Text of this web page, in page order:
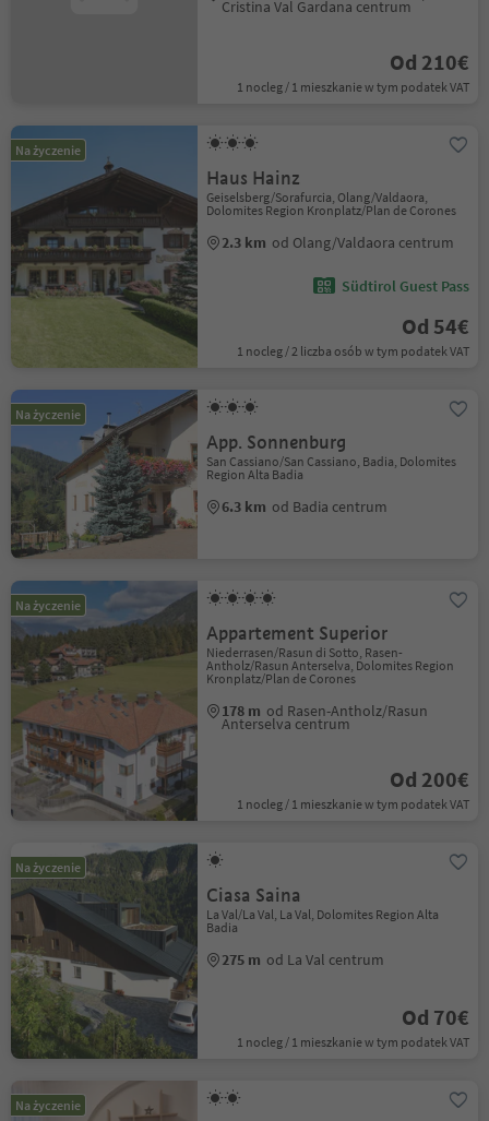
Cristina Val Gardana centrum
Od 210€
1 nocleg / 1 mieszkanie w tym podatek VAT
Na życzenie
Haus Hainz
Geiselsberg/Sorafurcia, Olang/Valdaora,
Dolomites Region Kronplatz/Plan de Corones
2.3 km od Olang/Valdaora centrum
Südtirol Guest Pass
Od 54€
1 nocleg / 2 liczba osób w tym podatek VAT
Na życzenie
App. Sonnenburg
San Cassiano/San Cassiano, Badia, Dolomites
Region Alta Badia
6.3 km od Badia centrum
Na życzenie
Appartement Superior
Niederrasen/Rasun di Sotto, Rasen-
Antholz/Rasun Anterselva, Dolomites Region
Kronplatz/Plan de Corones
178 m od Rasen-Antholz/Rasun
Anterselva centrum
Od 200€
1 nocleg / 1 mieszkanie w tym podatek VAT
Na życzenie
Ciasa Saina
La Val/La Val, La Val, Dolomites Region Alta
Badia
275 m od La Val centrum
Od 70€
1 nocleg / 1 mieszkanie w tym podatek VAT
Na życzenie